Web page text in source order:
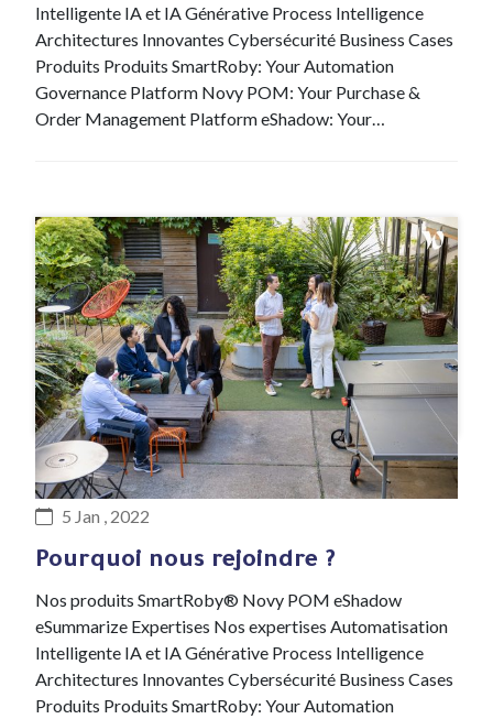
Intelligente IA et IA Générative Process Intelligence
Architectures Innovantes Cybersécurité Business Cases
Produits Produits SmartRoby: Your Automation
Governance Platform Novy POM: Your Purchase &
Order Management Platform eShadow: Your…
#Recrutement
5 Jan , 2022
Pourquoi nous rejoindre ?
Nos produits SmartRoby® Novy POM eShadow
eSummarize Expertises Nos expertises Automatisation
Intelligente IA et IA Générative Process Intelligence
Architectures Innovantes Cybersécurité Business Cases
Produits Produits SmartRoby: Your Automation